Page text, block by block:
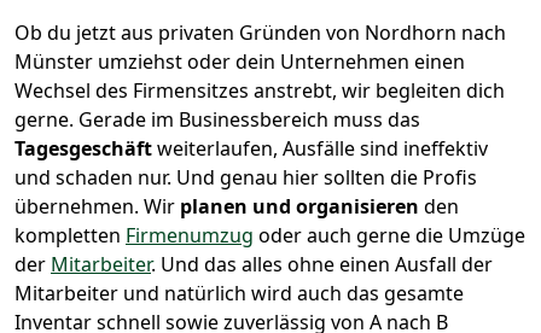
Ob du jetzt aus privaten Gründen von Nordhorn nach
Münster umziehst oder dein Unternehmen einen
Wechsel des Firmensitzes anstrebt, wir begleiten dich
gerne. Gerade im Businessbereich muss das
Tagesgeschäftweiterlaufen, Ausfälle sind ineffektiv
und schaden nur. Und genau hier sollten die Profis
übernehmen. Wir planen und organisieren den
kompletten Firmenumzug oder auch gerne die Umzüge
der Mitarbeiter. Und das alles ohne einen Ausfall der
Mitarbeiter und natürlich wird auch das gesamte
Inventar schnell sowie zuverlässig von A nach B